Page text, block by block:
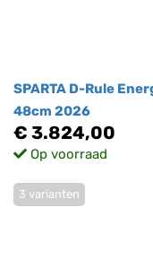
SPARTA D-Rule
48cm 2026
€ 3.824,00
Op voorraad
3 varianten